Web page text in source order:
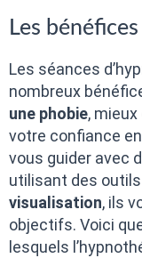
Les
Les séances
nombreux
une phobie,
votre confiance
vous guider avec
utilisant des
visualisation, ils
objectifs. Voici
lesquels